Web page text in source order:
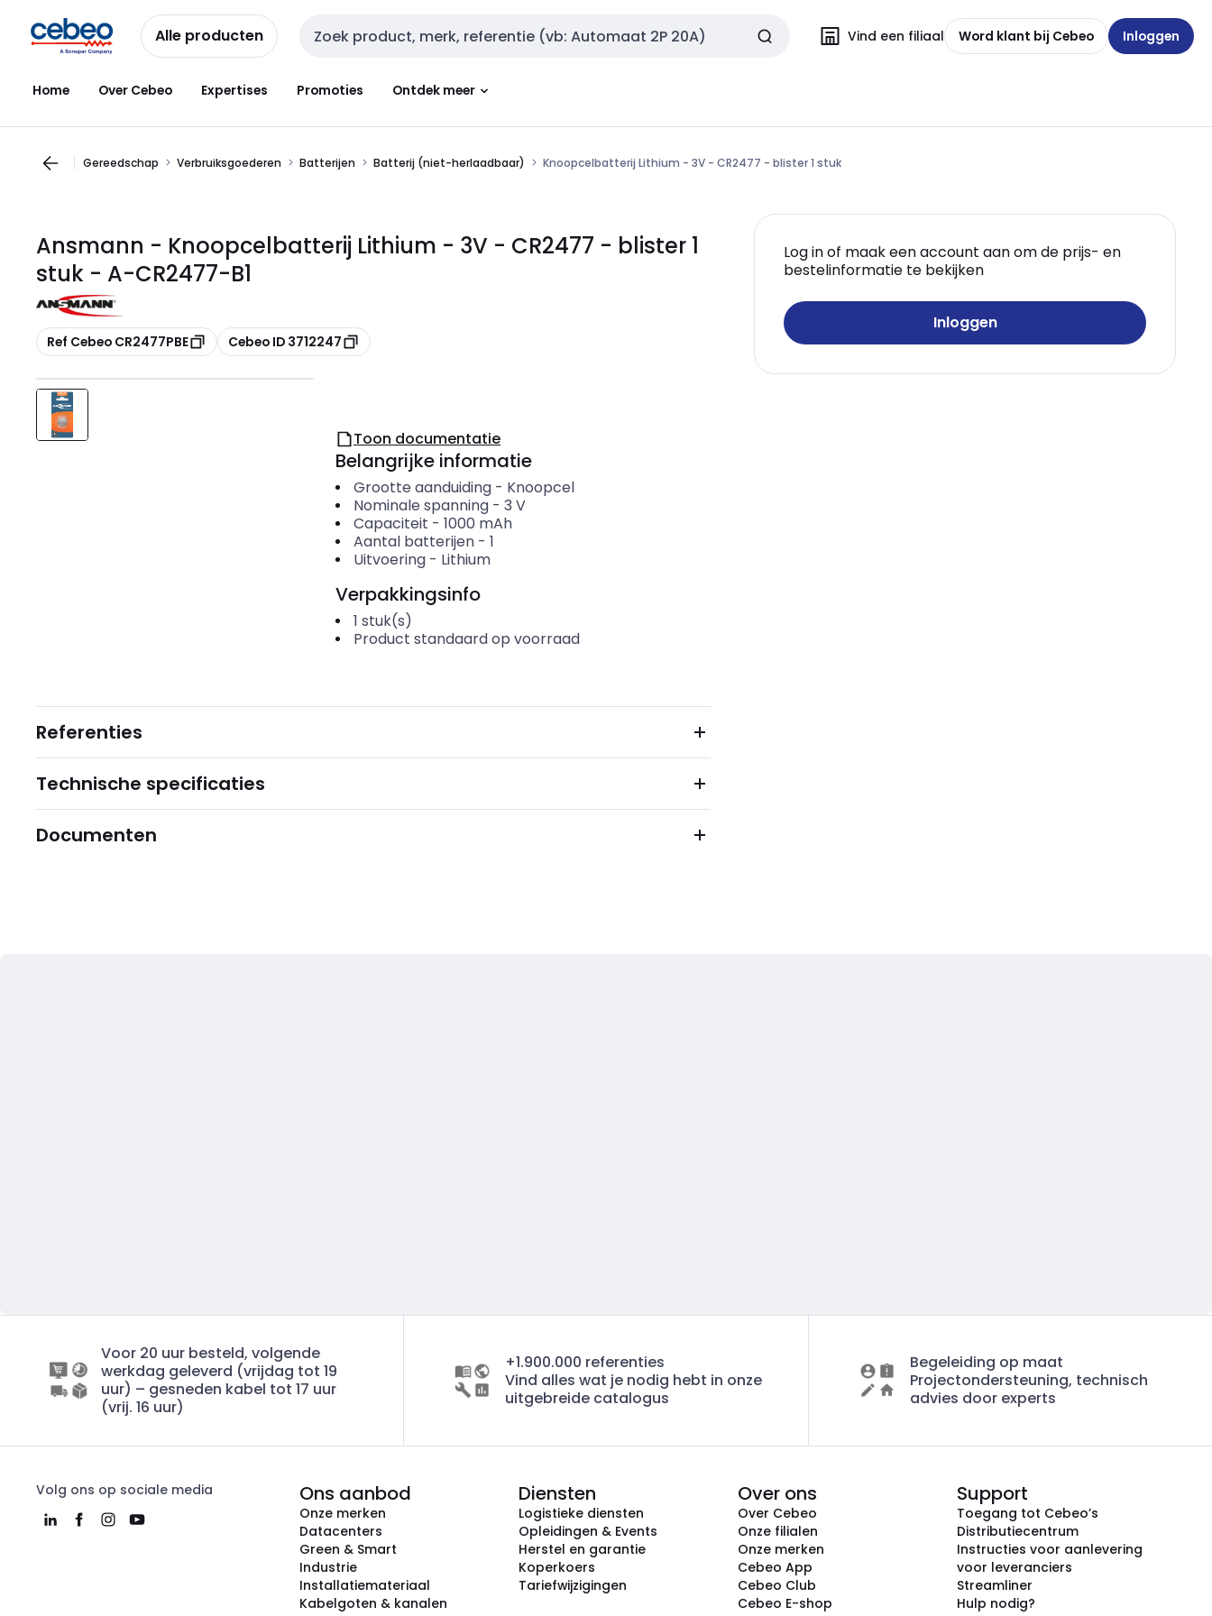
naar
navigatie
naar
inhoud
Alle producten Zoekveld invoer Vind een filiaal Word klant bij Cebeo Inloggen
Home Over Cebeo Expertises Promoties Ontdek meer
Gereedschap Verbruiksgoederen Batterijen Batterij (niet-herlaadbaar) Knoopcelbatterij Lithium - 3V - CR2477 - blister 1 stuk
Ansmann - Knoopcelbatterij Lithium - 3V - CR2477 - blister 1
stuk - A-CR2477-B1
Kopiëren
Ref Cebeo CR2477PBE Kopiëren
Cebeo ID 3712247
Log in of maak een account aan om de prijs- en
bestelinformatie te bekijken
Inloggen
Toon documentatie
Belangrijke informatie
Grootte aanduiding- Knoopcel
Nominale spanning- 3 V
Capaciteit - 1000 mAh
Aantal batterijen- 1
Uitvoering- Lithium
Verpakkingsinfo
1 stuk(s)
Product standaard op voorraad
Referenties
Technische specificaties
Documenten
Voor 20 uur besteld, volgende
werkdag geleverd (vrijdag tot 19
uur) – gesneden kabel tot 17 uur
(vrij. 16 uur)
+1.900.000 referenties
Vind alles wat je nodig hebt in onze
uitgebreide catalogus
Begeleiding op maat
Projectondersteuning, technisch
advies door experts
Volg ons op sociale media Ons aanbod
Onze merken
Datacenters
Green & Smart
Industrie
Installatiemateriaal
Kabelgoten & kanalen
Diensten
Logistieke diensten
Opleidingen & Events
Herstel en garantie
Koperkoers
Tariefwijzigingen
Over ons
Over Cebeo
Onze filialen
Onze merken
Cebeo App
Cebeo Club
Cebeo E-shop
Support
Toegang tot Cebeo’s
Distributiecentrum
Instructies voor aanlevering
voor leveranciers
Streamliner
Hulp nodig?